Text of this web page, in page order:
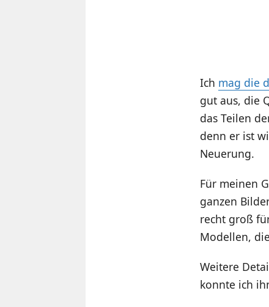
Ich mag die
gut aus, die
das Teilen
denn er ist
Neuerung.
Für meinen
ganzen
recht groß
Modellen,
Weitere
konnte ich